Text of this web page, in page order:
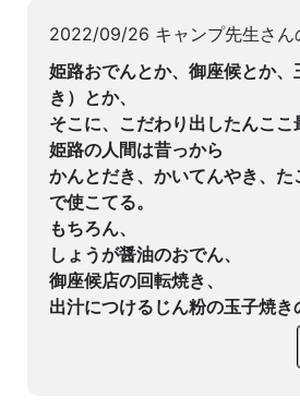
2022/09/26 キャンプ先生さん
姫路おでんとか、御座候とか
き）とか、
そこに、こだわり出したんここ
姫路の人間は昔っから
かんとだき、かいてんやき、た
で使こてる。
もちろん、
しょうが醤油のおでん、
御座候店の回転焼き、
出汁につけるじん粉の玉子焼き